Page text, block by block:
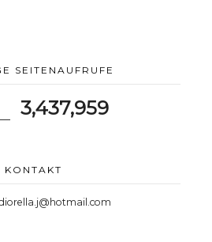
SEITENAUFRUFE
3,437,959
KONTAKT